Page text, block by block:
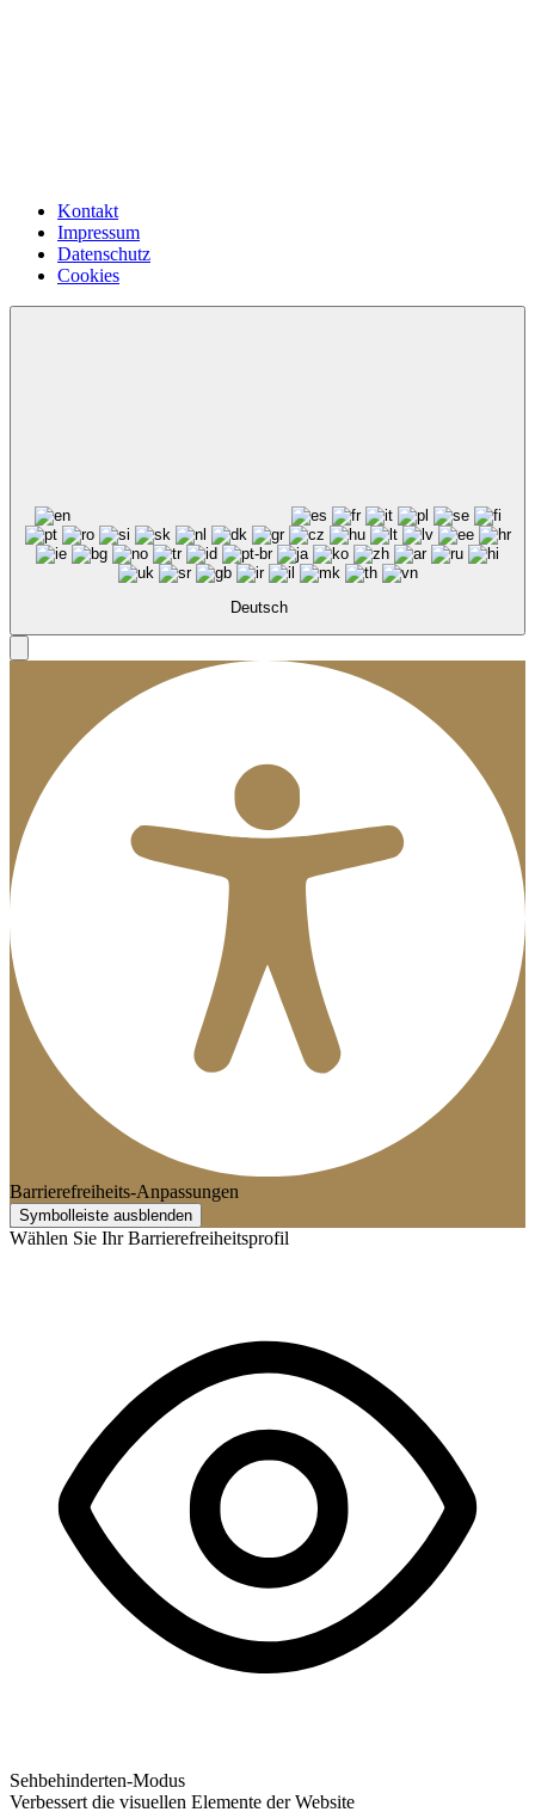
Kontakt
Impressum
Datenschutz
Cookies
Deutsch
Barrierefreiheits-Anpassungen
Symbolleiste ausblenden
Wählen Sie Ihr Barrierefreiheitsprofil
Sehbehinderten-Modus
Verbessert die visuellen Elemente der Website